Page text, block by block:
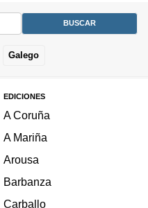
Galego
EDICIONES
A Coruña
A Mariña
Arousa
Barbanza
Carballo